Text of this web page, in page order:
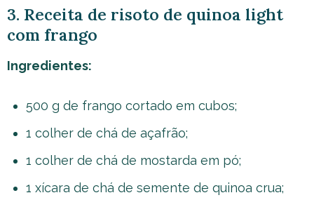
3. Receita de risoto de quinoa light
com frango
Ingredientes:
500 g de frango cortado em cubos;
1 colher de chá de açafrão;
1 colher de chá de mostarda em pó;
1 xícara de chá de semente de quinoa crua;